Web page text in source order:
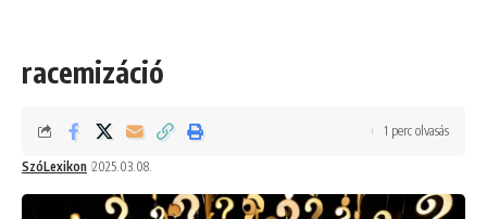
racemizáció
SzóLexikon 2025.03.08.
1 perc olvasás